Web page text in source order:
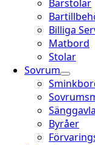
Barstolar
Billiga
Matbord
Stolar
Sovrum
Byråer